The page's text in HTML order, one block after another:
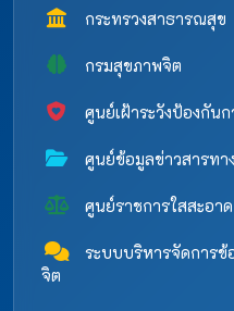
กระทรวงสาธารณสุข
กรมสุขภาพจิต
ศูนย์เฝ้าระวังป้องกัน
ศูนย์ข้อมูลข่าวสารทา
ศูนย์ราชการใสสะอาด
ระบบบริหารจัดการข้
จิต